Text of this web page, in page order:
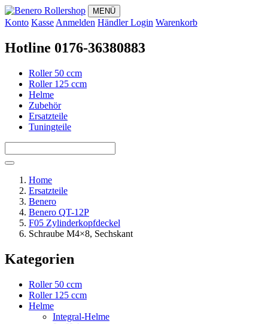
MENÜ
Konto Kasse Anmelden Händler Login Warenkorb
Hotline 0176-36380883
Roller 50 ccm
Roller 125 ccm
Helme
Zubehör
Ersatzteile
Tuningteile
Home
Ersatzteile
Benero
Benero QT-12P
F05 Zylinderkopfdeckel
Schraube M4×8, Sechskant
Kategorien
Roller 50 ccm
Roller 125 ccm
Helme
Integral-Helme